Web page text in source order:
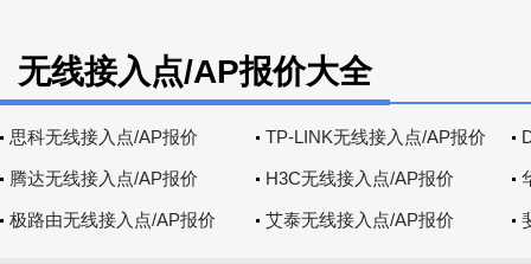
无线接入点/AP报价大全
思科无线接入点/AP报价 TP-LINK无线接入点/AP报价
腾达无线接入点/AP报价 H3C无线接入点/AP报价
极路由无线接入点/AP报价 艾泰无线接入点/AP报价